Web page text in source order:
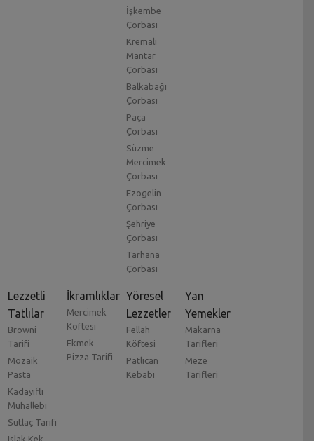
İşkembe
Çorbası
Kremalı
Mantar
Çorbası
Balkabağı
Çorbası
Paça
Çorbası
Süzme
Mercimek
Çorbası
Ezogelin
Çorbası
Şehriye
Çorbası
Tarhana
Çorbası
Lezzetli
Tatlılar
Browni
Tarifi
Mozaik
Pasta
Kadayıflı
Muhallebi
Sütlaç Tarifi
Islak Kek
İkramlıklar
Mercimek
Köftesi
Ekmek
Pizza Tarifi
Yöresel
Lezzetler
Fellah
Köftesi
Patlıcan
Kebabı
Yan
Yemekler
Makarna
Tarifleri
Meze
Tarifleri